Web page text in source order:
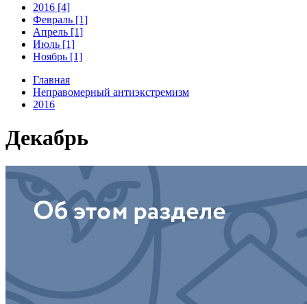
2016 [4]
Февраль [1]
Апрель [1]
Июль [1]
Ноябрь [1]
Главная
Неправомерный антиэкстремизм
2016
Декабрь